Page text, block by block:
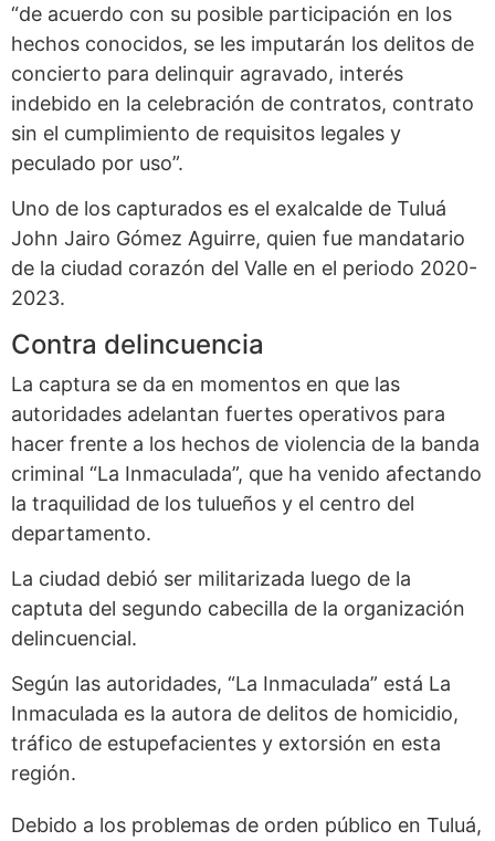
“de acuerdo con su posible participación en los
hechos conocidos, se les imputarán los delitos de
concierto para delinquir agravado, interés
indebido en la celebración de contratos, contrato
sin el cumplimiento de requisitos legales y
peculado por uso”.
Uno de los capturados es el exalcalde de Tuluá
John Jairo Gómez Aguirre, quien fue mandatario
de la ciudad corazón del Valle en el periodo 2020-
2023.
Contra delincuencia
La captura se da en momentos en que las
autoridades adelantan fuertes operativos para
hacer frente a los hechos de violencia de la banda
criminal “La Inmaculada”, que ha venido afectando
la traquilidad de los tulueños y el centro del
departamento.
La ciudad debió ser militarizada luego de la
captuta del segundo cabecilla de la organización
delincuencial.
Según las autoridades, “La Inmaculada” está La
Inmaculada es la autora de delitos de homicidio,
tráfico de estupefacientes y extorsión en esta
región.
Debido a los problemas de orden público en Tuluá,